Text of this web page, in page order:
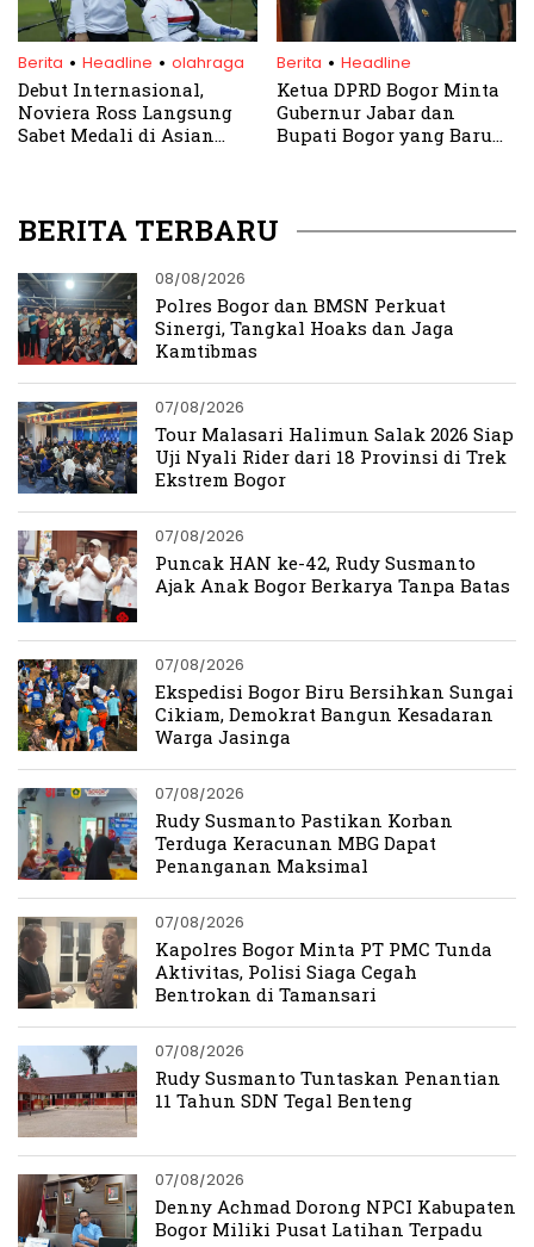
Berita . Headline . olahraga
Debut Internasional,
Noviera Ross Langsung
Sabet Medali di Asian
Berita . Headline
Ketua DPRD Bogor Minta
Gubernur Jabar dan
Bupati Bogor yang Baru
BERITA TERBARU
08/08/2026
Polres Bogor dan BMSN Perkuat
Sinergi, Tangkal Hoaks dan Jaga
Kamtibmas
07/08/2026
Tour Malasari Halimun Salak 2026 Siap
Uji Nyali Rider dari 18 Provinsi di Trek
Ekstrem Bogor
07/08/2026
Puncak HAN ke-42, Rudy Susmanto
Ajak Anak Bogor Berkarya Tanpa Batas
07/08/2026
Ekspedisi Bogor Biru Bersihkan Sungai
Cikiam, Demokrat Bangun Kesadaran
Warga Jasinga
07/08/2026
Rudy Susmanto Pastikan Korban
Terduga Keracunan MBG Dapat
Penanganan Maksimal
07/08/2026
Kapolres Bogor Minta PT PMC Tunda
Aktivitas, Polisi Siaga Cegah
Bentrokan di Tamansari
07/08/2026
Rudy Susmanto Tuntaskan Penantian
11 Tahun SDN Tegal Benteng
07/08/2026
Denny Achmad Dorong NPCI Kabupaten
Bogor Miliki Pusat Latihan Terpadu